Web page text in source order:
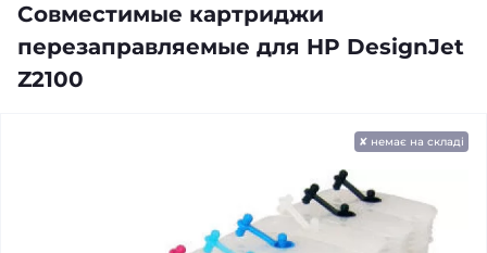
Совместимые картриджи
перезаправляемые для HP DesignJet
Z2100
✘ немає на складі